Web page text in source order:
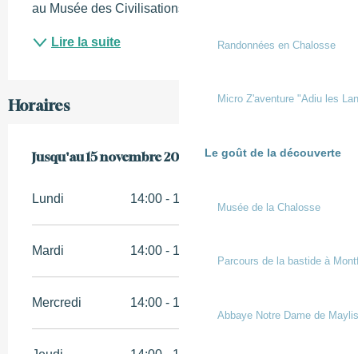
Randonnées en Chalosse
Micro Z'aventure "Adiu les
Le goût de la découverte
Musée de la Chalosse
Parcours de la bastide à
Abbaye Notre Dame de Maylis
au Musée des Civilisations de l'Europe et de la...
Lire la suite
Horaires
Du25 avril 2026au15 novembre 2026
Jusqu'au15 novembre 2026
Lundi 14:00 - 18:00
Mardi 14:00 - 18:00
Mercredi 14:00 - 18:00